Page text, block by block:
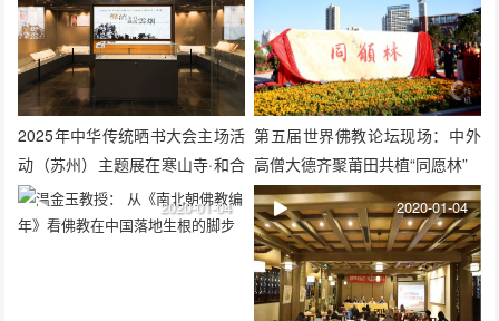
2025年中华传统晒书大会主场活
动（苏州）主题展在寒山寺·和合
美术馆举办
第五届世界佛教论坛现场：中外
高僧大德齐聚莆田共植“同愿林”
2020-01-04 2020-01-04